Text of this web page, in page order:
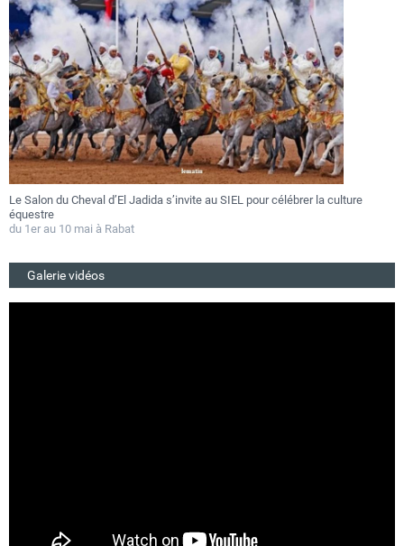
Le Salon du Cheval d’El Jadida s’invite au SIEL pour célébrer la culture
équestre
du 1er au 10 mai à Rabat
Galerie vidéos